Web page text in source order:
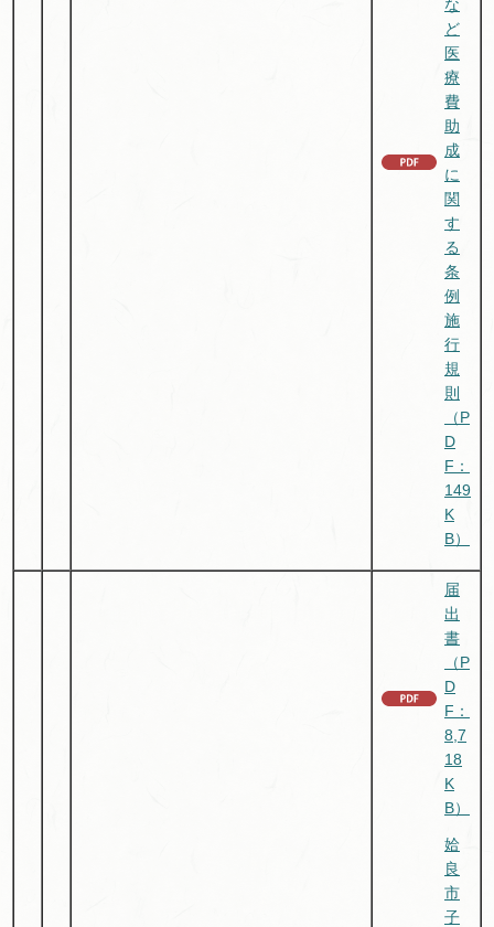
な
ど
医
療
費
助
成
に
関
す
る
条
例
施
行
規
則
（P
D
F：
149
K
B）
届
出
書
（P
D
F：
8,7
18
K
B）
姶
良
市
子